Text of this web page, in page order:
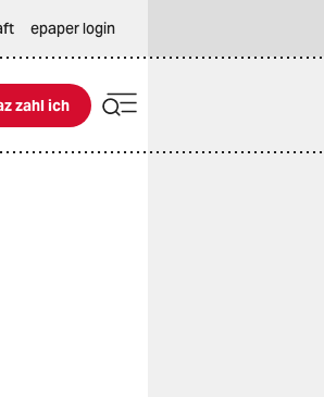
epaper login
ich
zahl ich